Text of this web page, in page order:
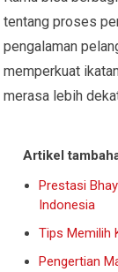
tentang proses
pengalaman
memperkuat
merasa lebih
Artikel
Prestasi
Indonesia
Tips Memilih
Pengertian